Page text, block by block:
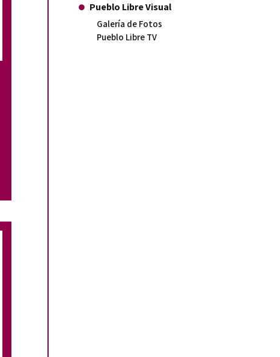
Pueblo Libre Visual
Galería de Fotos
Pueblo Libre TV